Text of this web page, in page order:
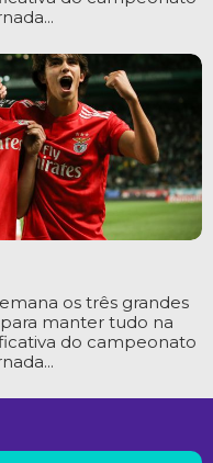
os três grandes
manter tudo na
do campeonato